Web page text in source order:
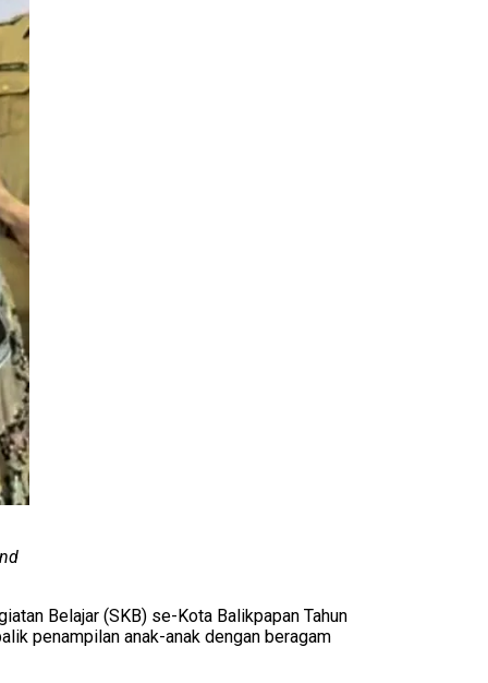
Belajar (SKB) se-Kota Balikpapan Tahun
penampilan anak-anak dengan beragam